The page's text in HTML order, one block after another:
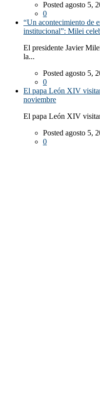
Posted agosto 5,
0
“Un acontecimiento de
institucional”: Milei
El presidente Javier
la...
Posted agosto 5,
0
El papa León XIV
noviembre
El papa León XIV
Posted agosto 5,
0